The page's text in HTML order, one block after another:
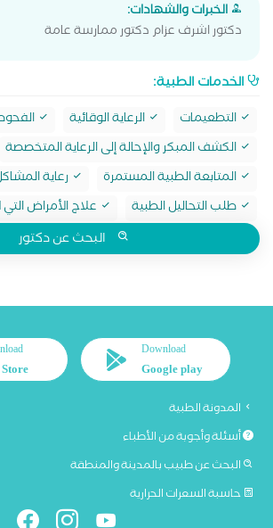
الخبرات والشهادات:
دكتور اشرف عزام دكتور ممارسة عامة
الخدمات الطبية:
التطعيمات الرعاية الوقائية
الكشف المبكر والإحالة إلى الرعاية المتخصصة
المتابعة الطبية المستمرة
رعاية
طلب التحاليل الطبية
علاج الأمراض التي
البحث عن دكتور
Download
Google play
المدونة الطبية
أسئلة وأجوبة من الأطباء
البحث عن طبيب بالمدينة والمنطقة
حاسبة السعرات الحرارية